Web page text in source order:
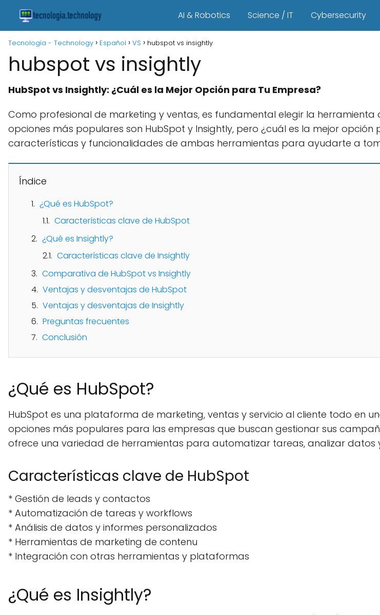
AI & Robotics Science / IT Cybersecurity
Tecnología - Technology Español VS hubspot vs insightly
hubspot vs insightly
HubSpot vs Insightly: ¿Cuál es la Mejor Opción para Tu Empresa?
Como profesional de marketing y ventas, es fundamental elegir la
opciones más populares son HubSpot y Insightly, pero ¿cuál es la mejor
características y funcionalidades de ambas herramientas para ayudarte a
Índice
¿Qué es HubSpot?
Características clave de HubSpot
¿Qué es Insightly?
Características clave de Insightly
Comparativa de HubSpot vs Insightly
Ventajas y desventajas de HubSpot
Ventajas y desventajas de Insightly
Preguntas frecuentes
Conclusión
¿Qué es HubSpot?
HubSpot es una plataforma de marketing, ventas y servicio al cliente todo en
opciones más populares para las empresas que buscan gestionar sus
ofrece una variedad de herramientas para automatizar tareas, analizar datos
Características clave de HubSpot
* Gestión de leads y contactos
* Automatización de tareas y workflows
* Análisis de datos y informes personalizados
* Herramientas de marketing de contenu
* Integración con otras herramientas y plataformas
¿Qué es Insightly?